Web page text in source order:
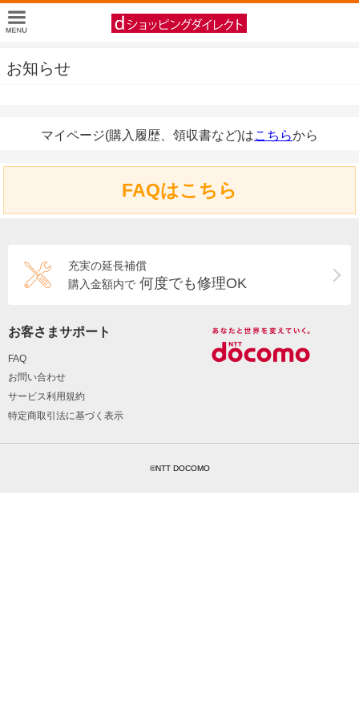
お知らせ
マイページ(購入履歴、領収書など)はこちらから
FAQはこちら
充実の延長補償
購入金額内で 何度でも修理OK
お客さまサポート
FAQ
お問い合わせ
サービス利用規約
特定商取引法に基づく表示
©NTT DOCOMO